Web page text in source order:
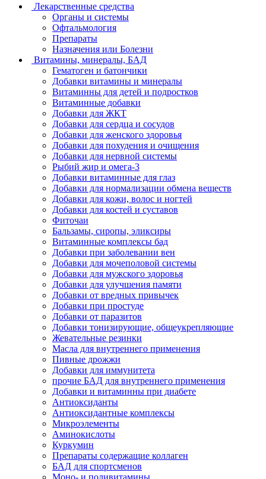
Лекарственные средства
Органы и системы
Офтальмология
Препараты
Назначения или Болезни
Витамины, минералы, БАД
Гематоген и батончики
Добавки витамины и минералы
Витаминны для детей и подростков
Витаминные добавки
Добавки для ЖКТ
Добавки для сердца и сосудов
Добавки для женского здоровья
Добавки для похудения и очищения
Добавки для нервной системы
Рыбий жир и омега-3
Добавки витаминные для глаз
Добавки для нормализации обмена веществ
Добавки для кожи, волос и ногтей
Добавки для костей и суставов
Фиточаи
Бальзамы, сиропы, эликсиры
Витаминные комплексы бад
Добавки при заболевании вен
Добавки для мочеполовой системы
Добавки для мужского здоровья
Добавки для улучшения памяти
Добавки от вредных привычек
Добавки при простуде
Добавки от паразитов
Добавки тонизирующие, общеукрепляющие
Жевательные резинки
Масла для внутреннего применения
Пивные дрожжи
Добавки для иммунитета
прочие БАД для внутреннего применения
Добавки и витаминны при диабете
Антиоксиданты
Антиоксидантные комплексы
Микроэлементы
Аминокислоты
Куркумин
Препараты содержащие коллаген
БАД для спортсменов
Моно- и поливитамины